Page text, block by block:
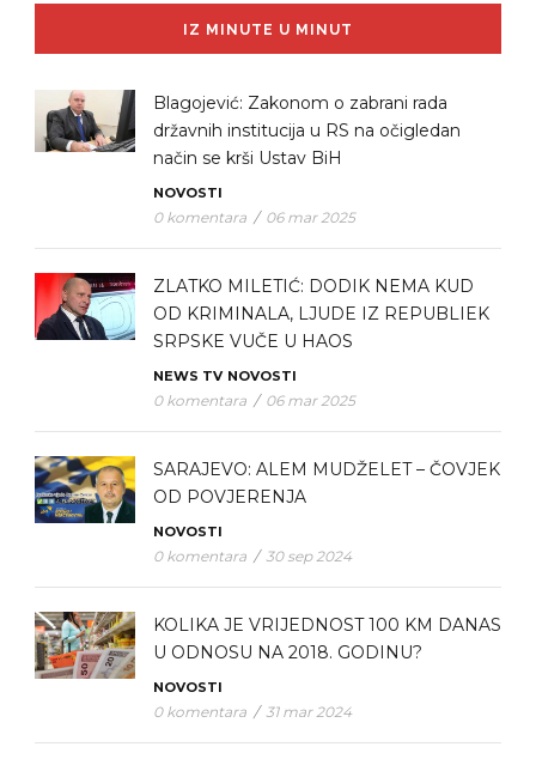
IZ MINUTE U MINUT
Blagojević: Zakonom o zabrani rada
državnih institucija u RS na očigledan
način se krši Ustav BiH
NOVOSTI
0 komentara / 06 mar 2025
ZLATKO MILETIĆ: DODIK NEMA KUD
OD KRIMINALA, LJUDE IZ REPUBLIEK
SRPSKE VUČE U HAOS
NEWS TV NOVOSTI
0 komentara / 06 mar 2025
SARAJEVO: ALEM MUDŽELET – ČOVJEK
OD POVJERENJA
NOVOSTI
0 komentara / 30 sep 2024
KOLIKA JE VRIJEDNOST 100 KM DANAS
U ODNOSU NA 2018. GODINU?
NOVOSTI
0 komentara / 31 mar 2024